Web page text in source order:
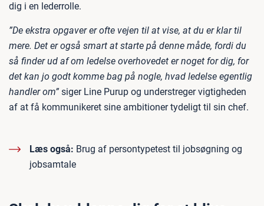
dig i en lederrolle.
”De ekstra opgaver er ofte vejen til at vise, at du er klar til
mere. Det er også smart at starte på denne måde, fordi du
så finder ud af om ledelse overhovedet er noget for dig, for
det kan jo godt komme bag på nogle, hvad ledelse egentlig
handler om” siger Line Purup og understreger vigtigheden
af at få kommunikeret sine ambitioner tydeligt til sin chef.
Læs også: Brug af persontypetest til jobsøgning og
jobsamtale